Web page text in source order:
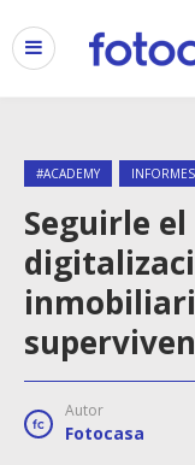
#ACADEMY INFORMES
Seguirle
Autor
Fotocasa